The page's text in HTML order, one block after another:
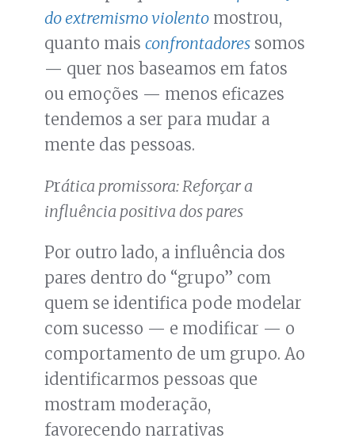
do extremismo violento mostrou,
quanto mais confrontadores somos
— quer nos baseamos em fatos
ou emoções — menos eficazes
tendemos a ser para mudar a
mente das pessoas.
Prática promissora: Reforçar a
influência positiva dos pares
Por outro lado, a influência dos
pares dentro do “grupo” com
quem se identifica pode modelar
com sucesso — e modificar — o
comportamento de um grupo. Ao
identificarmos pessoas que
mostram moderação,
favorecendo narrativas